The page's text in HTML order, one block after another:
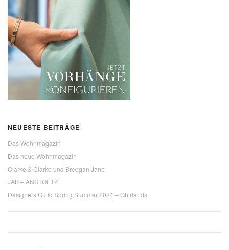
NEUESTE BEITRÄGE
Das Wohnmagazin
Das neue Wohnmagazin
Clarke & Clarke und Breegan Jane
JAB – ANSTOETZ
Designers Guild Spring Summer 2024 – Ghirlanda